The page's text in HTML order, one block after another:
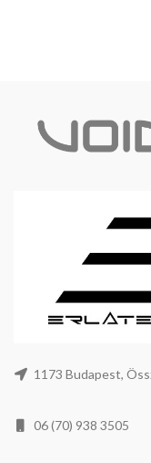
1173 Budapest,
06 (70) 938 3505